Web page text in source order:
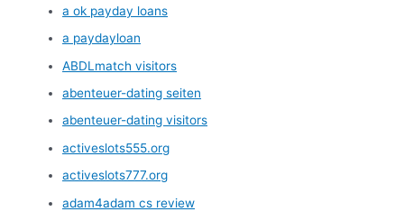
a ok payday loans
a paydayloan
ABDLmatch visitors
abenteuer-dating seiten
abenteuer-dating visitors
activeslots555.org
activeslots777.org
adam4adam cs review